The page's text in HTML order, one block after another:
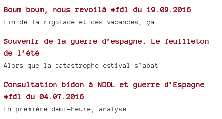
Boum boum, nous revoilà #fdl du 19.09.2016
Fin de la rigolade et des vacances, ça
Souvenir de la guerre d’espagne. Le feuilleton
de l’été
Alors que la catastrophe estival s’abat
Consultation bidon à NDDL et guerre d’Espagne
#fdl du 04.07.2016
En première demi-heure, analyse